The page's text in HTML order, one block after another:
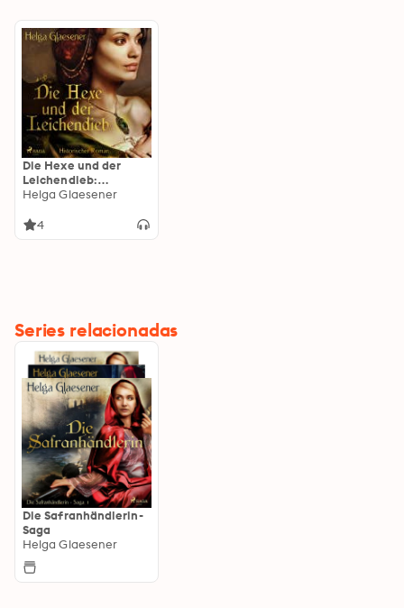
Die Hexe und der
Leichendieb:
Historischer Roman
Helga Glaesener
4
Series relacionadas
Die Safranhändlerin-
Saga
Helga Glaesener